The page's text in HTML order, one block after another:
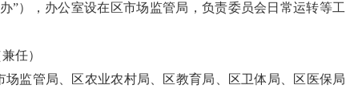
”），办公室设在区市场监管局，负责委员会日常运转等工
任）
场监管局、区农业农村局、区教育局、区卫体局、区医保局